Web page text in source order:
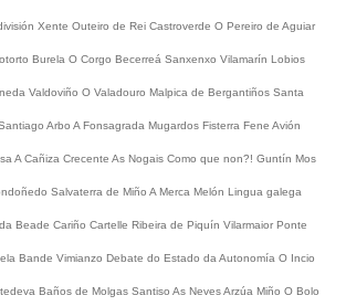
Xente Outeiro de Rei Castroverde O Pereiro de Aguiar
Burela O Corgo Becerreá Sanxenxo Vilamarín Lobios
Valdoviño O Valadouro Malpica de Bergantiños Santa
Arbo A Fonsagrada Mugardos Fisterra Fene Avión
A Cañiza Crecente As Nogais Como que non?! Guntín Mos
Salvaterra de Miño A Merca Melón Lingua galega
Beade Cariño Cartelle Ribeira de Piquín Vilarmaior Ponte
Bande Vimianzo Debate do Estado da Autonomía O Incio
Baños de Molgas Santiso As NevesArzúa Miño O Bolo